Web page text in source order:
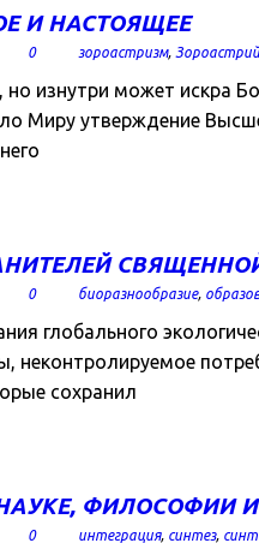
И НАСТОЯЩЕЕ
0 зороастризм,
но изнутри может искра
Миру утверждение
0 биоразнообразие,
глобального
неконтролируемое
сохранил
ФИЛОСОФИИ
0 интеграция, синтез,